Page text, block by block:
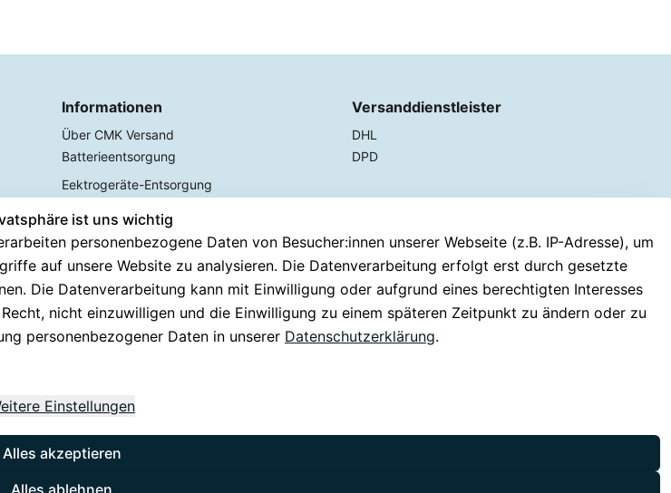
ist uns wichtig
personenbezogene Daten von Besucher:innen unserer Webseite (z.B. IP-Adresse), um
auf unsere Website zu analysieren. Die Datenverarbeitung erfolgt erst durch gesetzte
Die Datenverarbeitung kann mit Einwilligung oder aufgrund eines berechtigten Interesses
nicht einzuwilligen und die Einwilligung zu einem späteren Zeitpunkt zu ändern oder zu
personenbezogener Daten in unserer Datenschutzerklärung.
Einstellungen
Alles akzeptieren
Alles ablehnen
Informationen
Über CMK Versand
Batterieentsorgung
Eektrogeräte-Entsorgung
Versanddienstleister
DHL
DPD
Instagram